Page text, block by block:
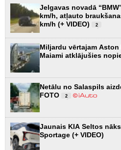
Jelgavas novadā
km/h, atļauto
km/h (+ VIDEO)
2
Miljardu vērtajam
Maiami atklājušies
Netālu no Salaspils
FOTO
2
Jaunais KIA Seltos
Sportage (+ VIDEO)